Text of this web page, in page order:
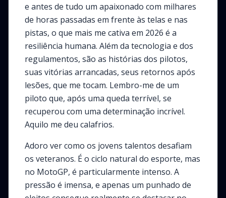
e antes de tudo um apaixonado com milhares
de horas passadas em frente às telas e nas
pistas, o que mais me cativa em 2026 é a
resiliência humana. Além da tecnologia e dos
regulamentos, são as histórias dos pilotos,
suas vitórias arrancadas, seus retornos após
lesões, que me tocam. Lembro-me de um
piloto que, após uma queda terrível, se
recuperou com uma determinação incrível.
Aquilo me deu calafrios.
Adoro ver como os jovens talentos desafiam
os veteranos. É o ciclo natural do esporte, mas
no MotoGP, é particularmente intenso. A
pressão é imensa, e apenas um punhado de